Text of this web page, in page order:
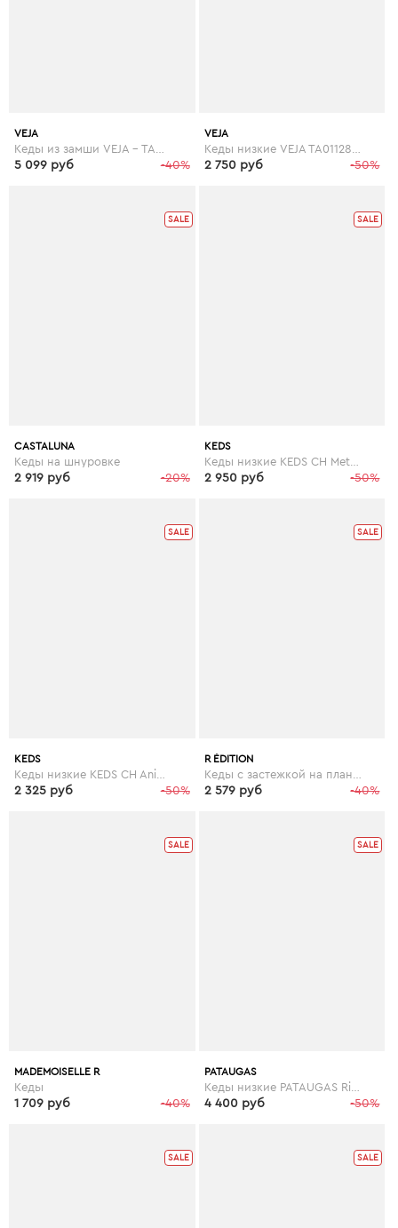
VEJA
-40%
5 099 руб
VEJA
-50%
2 750 руб
SALE
CASTALUNA
Кеды на шнуровке
-20%
2 919 руб
SALE
KEDS
Кеды низкие KEDS CH Metallic Leather
-50%
2 950 руб
SALE
KEDS
-50%
2 325 руб
SALE
R ÉDITION
-40%
2 579 руб
SALE
MADEMOISELLE R
Кеды
-40%
1 709 руб
SALE
PATAUGAS
-50%
4 400 руб
SALE SALE